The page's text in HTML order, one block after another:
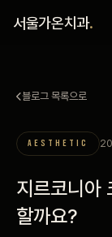
서울가온치과.
커뮤
블로그 목록으로
AESTHETIC
지르코니아
할까요?